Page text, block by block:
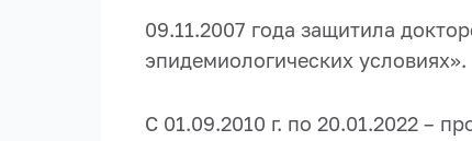
09.11.2007 года защитила
эпидемиологических условиях».
С 01.09.2010 г. по 20.01.2022 –